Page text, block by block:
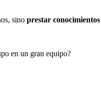
sino prestar
en un gran equipo?